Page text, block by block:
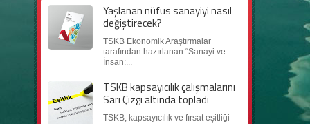
Yaşlanan nüfus sanayiyi nasıl
değiştirecek?
TSKB Ekonomik Araştırmalar
tarafından hazırlanan “Sanayi ve
İnsan:...
TSKB kapsayıcılık çalışmalarını
Sarı Çizgi altında topladı
TSKB, kapsayıcılık ve fırsat eşitliği